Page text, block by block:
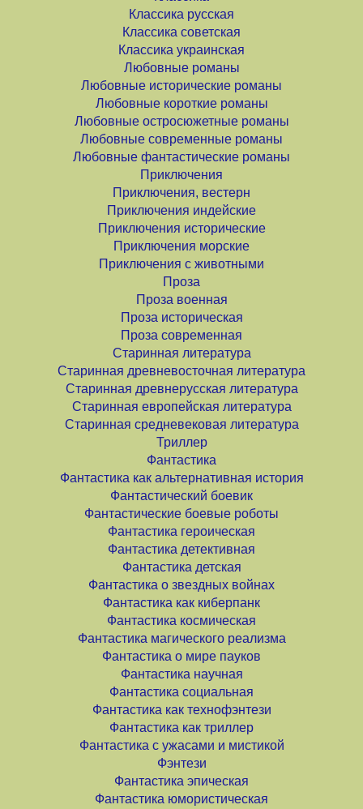
Классика русская
Классика советская
Классика украинская
Любовные романы
Любовные исторические романы
Любовные короткие романы
Любовные остросюжетные романы
Любовные современные романы
Любовные фантастические романы
Приключения
Приключения, вестерн
Приключения индейские
Приключения исторические
Приключения морские
Приключения с животными
Проза
Проза военная
Проза историческая
Проза современная
Старинная литература
Старинная древневосточная литература
Старинная древнерусская литература
Старинная европейская литература
Старинная средневековая литература
Триллер
Фантастика
Фантастика как альтернативная история
Фантастический боевик
Фантастические боевые роботы
Фантастика героическая
Фантастика детективная
Фантастика детская
Фантастика о звездных войнах
Фантастика как киберпанк
Фантастика космическая
Фантастика магического реализма
Фантастика о мире пауков
Фантастика научная
Фантастика социальная
Фантастика как технофэнтези
Фантастика как триллер
Фантастика с ужасами и мистикой
Фэнтези
Фантастика эпическая
Фантастика юмористическая